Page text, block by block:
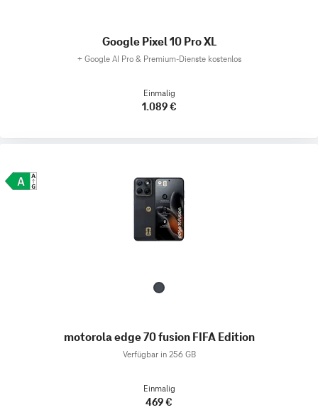
Google Pixel 10 Pro XL
+ Google AI Pro & Premium-Dienste kostenlos
Einmalig
1.089 €
motorola edge 70 fusion FIFA Edition
Verfügbar in 256 GB
Einmalig
469 €